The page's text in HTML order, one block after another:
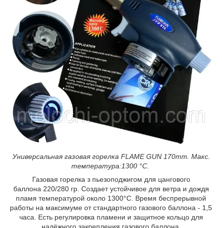
Универсальная газовая горелка FLAME GUN 170mm. Макс.
температура:1300 °C.
Газовая горелка з пьезоподжигом для цангового
баллона 220/280 гр. Создает устойчивое для ветра и дождя
пламя температурой около 1300°C. Время беспрерывной
работы на максимуме от стандартного газового баллона - 1,5
часа. Есть регулировка пламени и защитное кольцо для